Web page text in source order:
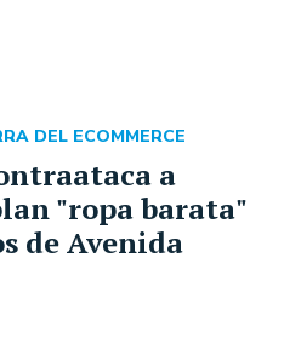
a
"ropa barata"
de Avenida
DEL ECOMMERCE